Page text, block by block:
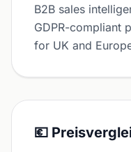
B2B sales
GDPR-compliant
for UK and
💶